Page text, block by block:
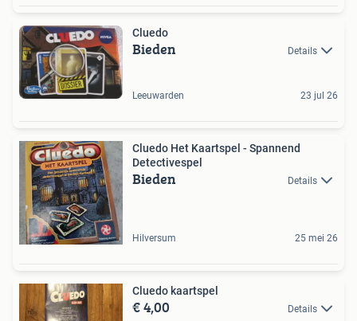
Cluedo
Bieden Details
Leeuwarden 23 jul 26
Cluedo Het Kaartspel - Spannend
Detectivespel
Bieden Details
Hilversum 25 mei 26
Cluedo kaartspel
€ 4,00 Details